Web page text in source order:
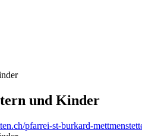
und Kinder
pfarrei-st-burkard-